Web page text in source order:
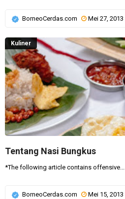
BorneoCerdas.com Mei 27, 2013
Tentang Nasi Bungkus
Kuliner
*The following article contains offensive...
BorneoCerdas.com Mei 15, 2013